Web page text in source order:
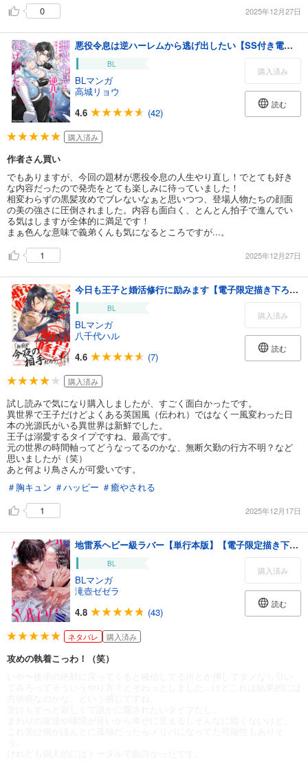
0
2025年12月27日
悪役令息は逆ハーレムから逃げ出したい【SS付き電子限定版】
BL
BLマンガ
高城リョウ
4.6
(42)
購入済み
読む
購入済み
作者さん買い
でもありますが、今回の題材が悪役令息の人生やり直し！でとても好き
な内容だったので発売をとても楽しみに待っていました！
相変わらずの黒髪攻めでブレないなぁと思いつつ、登場人物たちの顔面
の美の強さに圧倒されました。内容も面白く、とんとん拍子で進んでい
る気はしますが全体的に満足です！
まぁ色んな意味で義弟くんも気になるところですが...。
1
2025年12月27日
今日も王子と婚活修行に励みます【電子限定描き下ろし漫画付き】
BL
BLマンガ
八千代ハル
4.6
(7)
購入済み
読む
購入済み
試し読みで気になり購入しましたが、すごく面白かったです。
異世界で王子だけどよくある英国風（伝われ）ではなく一風変わった日
本の光源氏がいる異世界は新鮮でした。
王子は溺愛するタイプですね、最高です。
元の世界の時間軸ってどうなってるのかな、無断欠勤の行方不明？など
思いましたが（笑）
あと何より鳥さんが可愛いです。
＃胸キュン ＃ハッピー ＃癒やされる
1
2025年12月17日
地雷系ヘビー級ラバー【単行本版】【電子限定描き下ろし付き】
BL
BLマンガ
滝壺ゼゼラ
4.8
(43)
購入済み
読む
ネタバレ 購入済み
攻めの執着こっわ！（笑）